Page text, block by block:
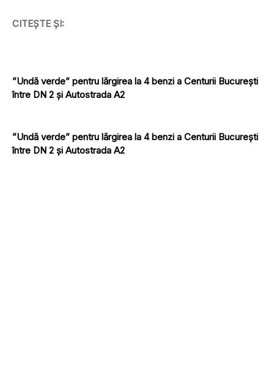
CITEȘTE ȘI:
”Undă verde” pentru lărgirea la 4 benzi a Centurii București
între DN 2 și Autostrada A2
”Undă verde” pentru lărgirea la 4 benzi a Centurii București
între DN 2 și Autostrada A2